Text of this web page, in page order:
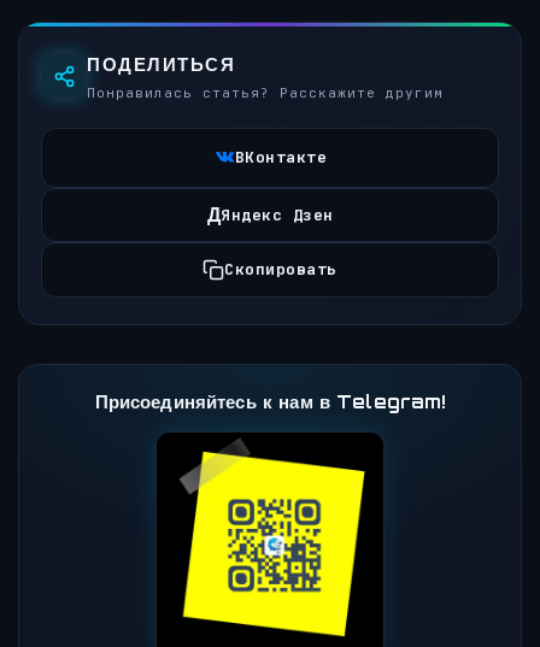
ПОДЕЛИТЬСЯ
Понравилась статья? Расскажите другим
ВКонтакте
ДЯндекс Дзен
Скопировать
Присоединяйтесь к нам в Telegram!